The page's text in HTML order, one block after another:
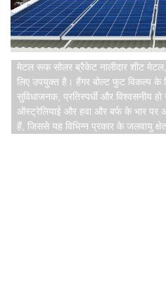
मेटल रूफ सोलर ब्रैकेट नालीदार शीट
लिए उपयुक्त है। हैंगर बोल्ट फुट विकल्प के
सुविधाजनक, प्रतिस्पर्धी और विश्वसनीय
ऑस्ट्रेलियाई और हवा और बर्फ के भार पर
हैं, जिससे यह विभिन्न प्रकार के जलवायु